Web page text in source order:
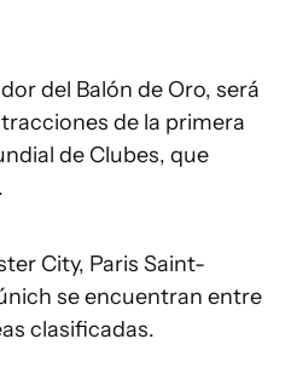
del Balón de Oro, será
de la primera
de Clubes, que
City, Paris Saint-
se encuentran entre
clasificadas.